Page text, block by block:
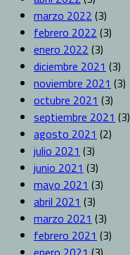
marzo 2022 (3)
febrero 2022 (3)
enero 2022 (3)
diciembre 2021 (3)
noviembre 2021 (3)
octubre 2021 (3)
septiembre 2021 (3)
agosto 2021 (2)
julio 2021 (3)
junio 2021 (3)
mayo 2021 (3)
abril 2021 (3)
marzo 2021 (3)
febrero 2021 (3)